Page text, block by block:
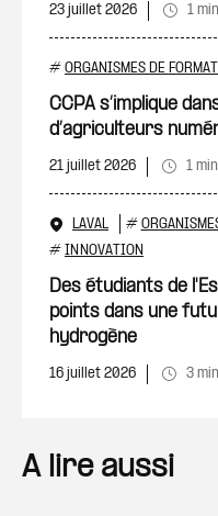
23 juillet 2026 1
# ORGANISMES DE
CCPA s’implique
d’agriculteurs
21 juillet 2026 1
LAVAL #
# INNOVATION
Des étudiants de
points dans une
hydrogène
16 juillet 2026 3
A lire aussi